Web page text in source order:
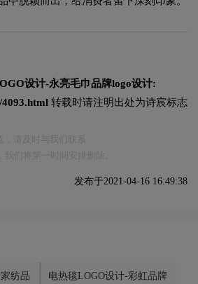
设计-永亮毛巾品牌logo设计:
转载时请注明出处为诗宸标志
发布于2021-04-16 16:49:38
纺品
电热毯LOGO设计-彩虹品牌